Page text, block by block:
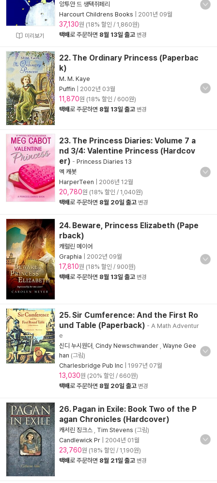
미리보기
앙투안 드 생텍쥐페리
Harcourt Childrens Books
2001년 09월
37,130원 (18% 할인 / 1,860원)
택배로 주문하면 8월 13일 출고 변경
22. The Ordinary Princess (Paperbac
k)
M. M. Kaye
Puffin
2002년 03월
11,870원 (18% 할인 / 600원)
택배로 주문하면 8월 13일 출고 변경
23. The Princess Diaries: Volume 7 a
nd 3/4: Valentine Princess (Hardcov
er) - Princess Diaries 13
멕 캐봇
HarperTeen
2006년 12월
20,780원 (18% 할인 / 1,040원)
택배로 주문하면 8월 20일 출고 변경
24. Beware, Princess Elizabeth (Pape
rback)
캐럴린 메이어
Graphia
2002년 09월
17,810원 (18% 할인 / 900원)
택배로 주문하면 8월 13일 출고 변경
25. Sir Cumference: And the First Ro
und Table (Paperback) - A Math Adventur
e
신디 누시원더 Cindy Newschwander Wayne Gee
han (그림)
Charlesbridge Pub Inc
1997년 07월
13,030원 (20% 할인 / 660원)
택배로 주문하면 8월 20일 출고 변경
26. Pagan in Exile: Book Two of the P
agan Chronicles (Hardcover)
캐서린 징크스 Tim Stevens (그림)
Candlewick Pr
2004년 01월
23,760원 (18% 할인 / 1,190원)
택배로 주문하면 8월 21일 출고 변경